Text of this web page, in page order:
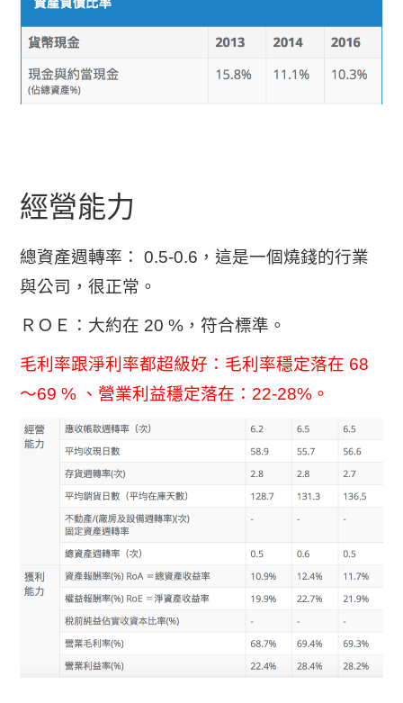
經營能力
總資產週轉率： 0.5-0.6，這是一個燒錢的行業
與公司，很正常。
ＲＯＥ：大約在 20 %，符合標準。
毛利率跟淨利率都超級好：毛利率穩定落在 68
～69 % 、營業利益穩定落在：22-28%。